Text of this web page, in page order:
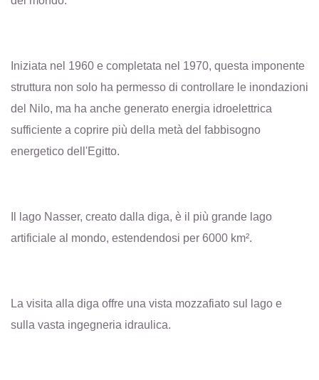
Iniziata nel 1960 e completata nel 1970, questa imponente
struttura non solo ha permesso di controllare le inondazioni
del Nilo, ma ha anche generato energia idroelettrica
sufficiente a coprire più della metà del fabbisogno
energetico dell'Egitto.
Il lago Nasser, creato dalla diga, è il più grande lago
artificiale al mondo, estendendosi per 6000 km².
La visita alla diga offre una vista mozzafiato sul lago e
sulla vasta ingegneria idraulica.